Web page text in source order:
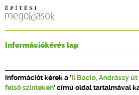
CPR
Információkérés lap
Információt kérek a ' Il Bacio, Andrássy
felső szinteken' című oldal tartalmával